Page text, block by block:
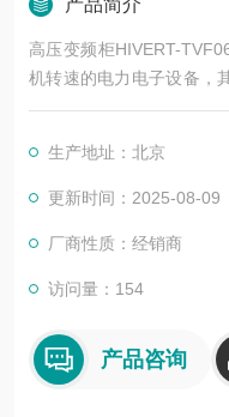
产品简介
高压变频柜HIVERT-
机转速的电力电子设备，
扩展及维护维修的重要组
生产地址：北京
更新时间：2025-08-09
厂商性质：经销商
访问量：154
产品咨询